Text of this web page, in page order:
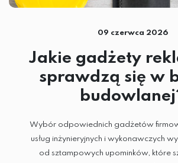
09 czerwca 2026
Jakie gadżety
sprawdzą się w
Wybór odpowiednich gadżetów
usług inżynieryjnych i wykonawczych
od sztampowych upominków, które